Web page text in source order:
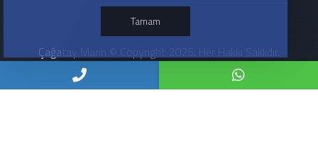
Çağatay Marin © Copyright 2025. Her Hakkı Saklıdır.
Tamam